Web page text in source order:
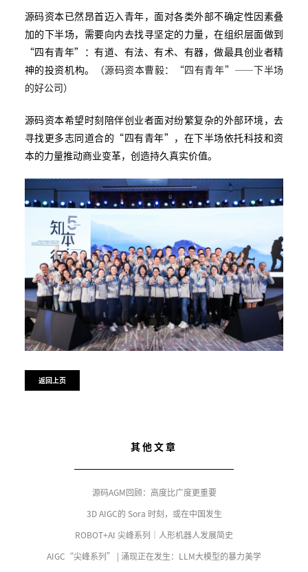
源码资本已然昂首迈入青年，面对各类外部不确定性因素叠
加的下半场，需要向内去找寻坚定的力量，在组织层面做到
“四有青年”：有道、有法、有术、有器，做最具创业者精
神的投资机构。
（源码资本曹毅：“四有青年”——下半场
的好公司）
源码资本希望时刻陪伴创业者面对纷繁复杂的外部环境，去
寻找更多志同道合的“四有青年”，在下半场依托科技和资
本的力量推动商业变革，创造持久真实价值。
返回上页
其他文章
源码AGM回顾：高度比广度更重要
3D AIGC的 Sora 时刻，或在中国发生
ROBOT+AI 尖峰系列｜人形机器人发展简史
AIGC“尖峰系列” | 涌现正在发生：LLM大模型的暴力美学